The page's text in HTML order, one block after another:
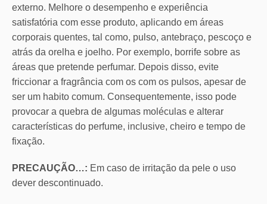
externo. Melhore o desempenho e experiência
satisfatória com esse produto, aplicando em áreas
corporais quentes, tal como, pulso, antebraço, pescoço e
atrás da orelha e joelho. Por exemplo, borrife sobre as
áreas que pretende perfumar. Depois disso, evite
friccionar a fragrância com os com os pulsos, apesar de
ser um habito comum. Consequentemente, isso pode
provocar a quebra de algumas moléculas e alterar
características do perfume, inclusive, cheiro e tempo de
fixação.
PRECAUÇÃO…: Em caso de irritação da pele o uso
dever descontinuado.